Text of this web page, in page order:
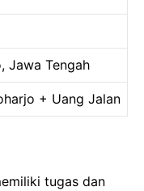
Jawa Tengah
+ Uang Jalan
tugas dan